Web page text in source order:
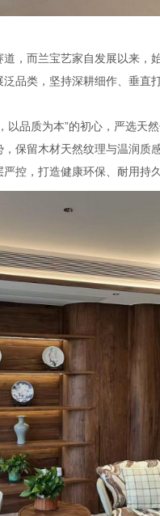
，而兰宝艺家自发展以来，
品类，坚持深耕细作、垂直
以品质为本”的初心，严选天
保留木材天然纹理与温润质
控，打造健康环保、耐用持